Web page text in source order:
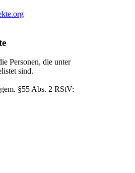
Personen, die unter
sind.
§55 Abs. 2 RStV: